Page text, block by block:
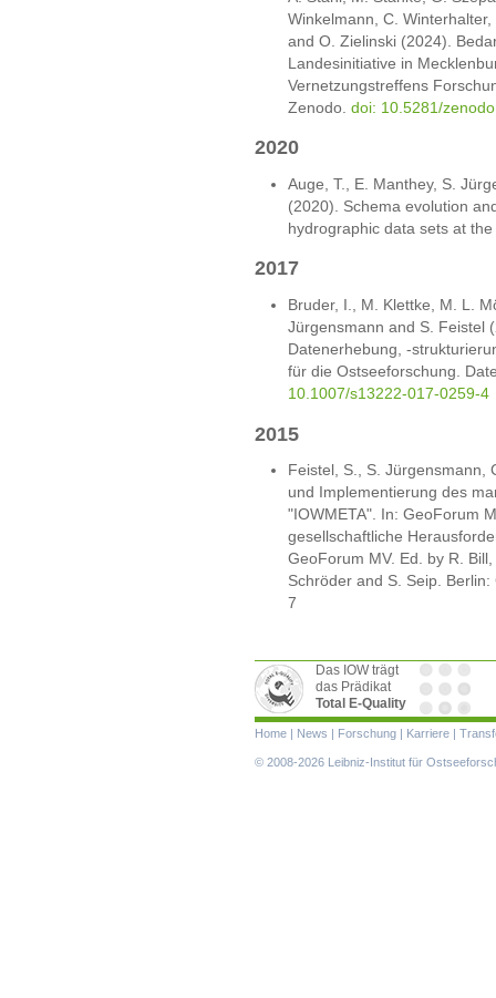
Winkelmann, C.
and O. Zielinski (2024).
Landesinitiative in
Vernetzungstreffens
Zenodo. doi: 10.5281/
2020
Auge, T., E. Manthey, S.
(2020). Schema evolution
hydrographic data sets at
2017
Bruder, I., M. Klettke, M. L.
Jürgensmann and S. Feistel
Datenerhebung, -
für die Ostseeforschung.
10.1007/s13222-017-0259-4
2015
Feistel, S., S. Jürgensmann,
und Implementierung des
"IOWMETA". In: GeoForum
gesellschaftliche
GeoForum MV. Ed. by R.
Schröder and S. Seip.
7
Das IOW trägt
das Prädikat
Total E-Quality
Navigation
überspringen
Home | News | Forschung | Karriere |
© 2008-2026 Leibniz-Institut für